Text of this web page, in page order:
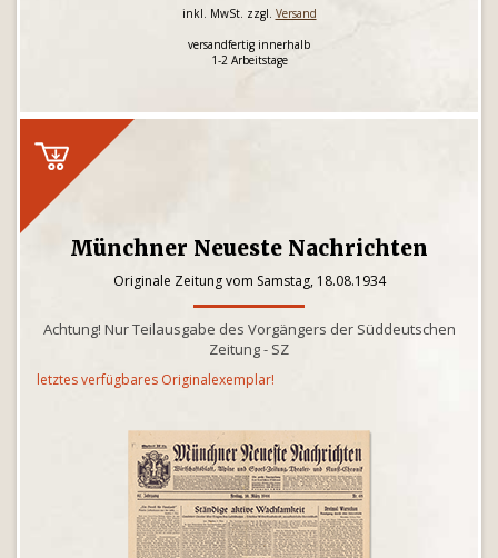
inkl. MwSt. zzgl. Versand
versandfertig innerhalb
1-2 Arbeitstage
Münchner Neueste Nachrichten
Originale Zeitung vom Samstag, 18.08.1934
Achtung! Nur Teilausgabe des Vorgängers der Süddeutschen
Zeitung - SZ
letztes verfügbares Originalexemplar!